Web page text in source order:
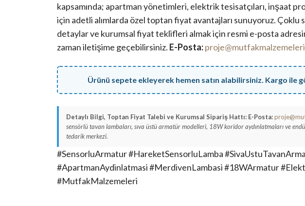
kapsamında; apartman yönetimleri, elektrik tesisatçıları, inşaat
için adetli alımlarda özel toptan fiyat avantajları sunuyoruz.
detaylar ve kurumsal fiyat teklifleri almak için resmi e-posta
zaman iletişime geçebilirsiniz. E-Posta:
Ürünü sepete ekleyerek hemen satın alabilirsiniz. Kargo ile
Detaylı Bilgi, Toptan Fiyat Talebi ve Kurumsal Sipariş Hattı: E-Posta:
sensörlü tavan lambaları, sıva üstü armatür modelleri, 18W koridor aydınlatmaları ve
tedarik merkezi.
#SensorluArmatur #HareketSensorluLamba
#ApartmanAydinlatmasi #MerdivenLambasi #18WArmatur
#MutfakMalzemeleri